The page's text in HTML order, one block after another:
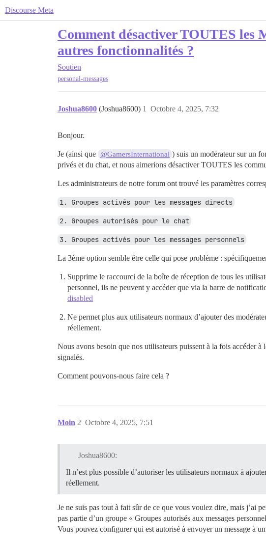
Discourse Meta
Comment désactiver TOUTES les
autres fonctionnalités ?
Soutien
personal-messages
Joshua8600 (Joshua8600) Octobre 4, 2025, 7:32
1
Bonjour.
Je (ainsi que @GamersInternational ) suis un modérateur sur un
privés et du chat, et nous aimerions désactiver TOUTES les
Les administrateurs de notre forum ont trouvé les paramètres
1. Groupes activés pour les messages directs
2. Groupes autorisés pour le chat
3. Groupes activés pour les messages personnels
La 3ème option semble être celle qui pose problème :
Supprime le raccourci de la boîte de réception de tous les
personnel, ils ne peuvent y accéder que via la barre de
disabled
Ne permet plus aux utilisateurs normaux d’ajouter des
réellement.
Nous avons besoin que nos utilisateurs puissent à la fois accéder
signalés.
Comment pouvons-nous faire cela ?
Moin Octobre 4, 2025, 7:51
2
Joshua8600:
Il n’est plus possible d’autoriser les utilisateurs normaux à
réellement.
Je ne suis pas tout à fait sûr de ce que vous voulez dire, mais j’ai
pas partie d’un groupe « Groupes autorisés aux messages
Vous pouvez configurer qui est autorisé à envoyer un message à